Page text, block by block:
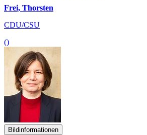
Frei, Thorsten
CDU/CSU
()
Bildinformationen